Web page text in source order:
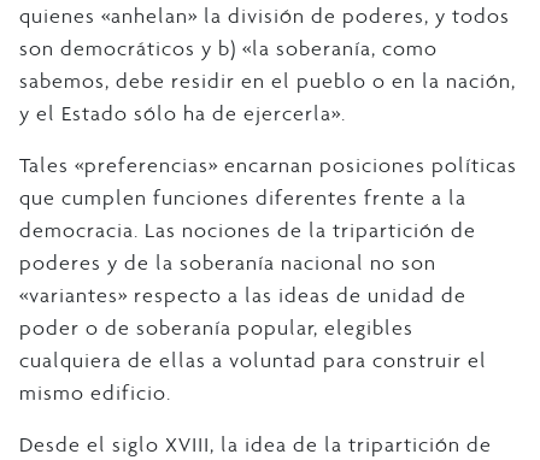
quienes «anhelan» la división de poderes, y todos
son democráticos y b) «la soberanía, como
sabemos, debe residir en el pueblo o en la nación,
y el Estado sólo ha de ejercerla».
Tales «preferencias» encarnan posiciones políticas
que cumplen funciones diferentes frente a la
democracia. Las nociones de la tripartición de
poderes y de la soberanía nacional no son
«variantes» respecto a las ideas de unidad de
poder o de soberanía popular, elegibles
cualquiera de ellas a voluntad para construir el
mismo edificio.
Desde el siglo XVIII, la idea de la tripartición de